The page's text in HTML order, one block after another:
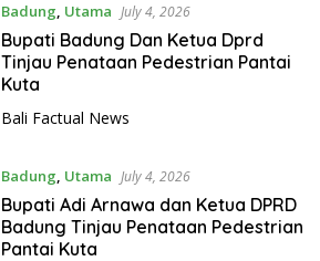
Badung Utama July 4, 2026
Bupati Badung Dan Ketua Dprd
Tinjau Penataan Pedestrian Pantai
Kuta
Bali Factual News
Badung Utama July 4, 2026
Bupati Adi Arnawa dan Ketua DPRD
Badung Tinjau Penataan Pedestrian
Pantai Kuta